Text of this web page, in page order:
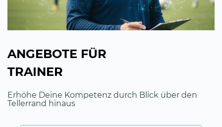
ANGEBOTE FÜR
TRAINER
Erhöhe Deine Kompetenz durch Blick über den
Tellerrand hinaus